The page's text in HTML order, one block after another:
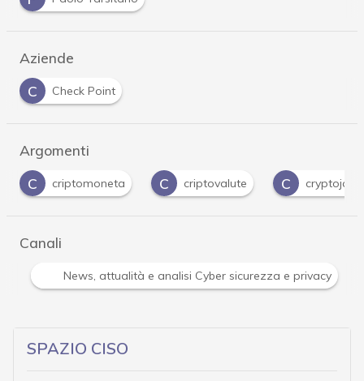
Aziende
C
Check Point
Argomenti
C
criptovalute C cryptojacking C
Canali
Attacchi hacker e Malware: le ultime news in tempo
SPAZIO CISO